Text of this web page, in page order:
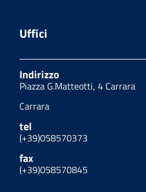
Uffici
Indirizzo
Piazza G.Matteotti, 4 Carrara
Carrara
tel
(+39)058570373
fax
(+39)058570845